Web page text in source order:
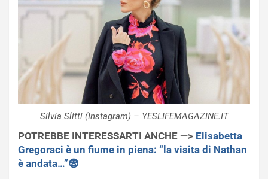
Silvia Slitti (Instagram) – YESLIFEMAGAZINE.IT
POTREBBE INTERESSARTI ANCHE —> Elisabetta
Gregoraci è un fiume in piena: “la visita di Nathan
è andata…”😨